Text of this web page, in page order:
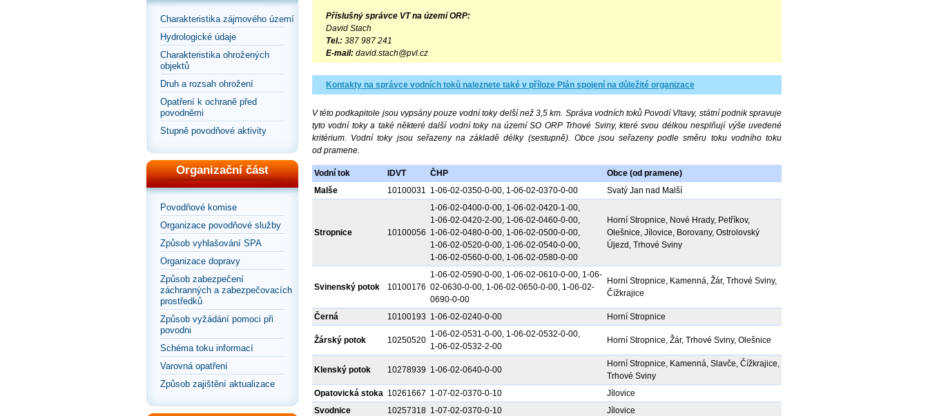
Charakteristika zájmového území
Hydrologické údaje
Charakteristika ohrožených
objektů
Druh a rozsah ohrožení
Opatření k ochraně před
povodněmi
Stupně povodňové aktivity
Organizační část
Povodňové komise
Organizace povodňové služby
Způsob vyhlašování SPA
Organizace dopravy
Způsob zabezpečení
záchranných a zabezpečovacích
prostředků
Způsob vyžádání pomoci při
povodni
Schéma toku informací
Varovná opatření
Způsob zajištění aktualizace
Příslušný správce VT na území ORP:
David Stach
Tel.: 387 987 241
E-mail: david.stach@pvl.cz
Kontakty na správce vodních toků naleznete také v příloze Plán spojení na důležité organizace
V této podkapitole jsou vypsány pouze vodní toky delší než 3,5 km. Správa vodních toků Povodí Vltavy, státní podnik spravuje
tyto vodní toky a také některé další vodní toky na území SO ORP Trhové Sviny, které svou délkou nesplňují výše uvedené
kritérium. Vodní toky jsou seřazeny na základě délky (sestupně). Obce jsou seřazeny podle směru toku vodního toku
od pramene.
Vodní tok IDVT ČHP
Obce (od pramene)
Malše
10100031 1-06-02-0350-0-00, 1-06-02-0370-0-00 Svatý Jan nad Malší
Stropnice 10100056
1-06-02-0400-0-00, 1-06-02-0420-1-00,
1-06-02-0420-2-00, 1-06-02-0460-0-00,
1-06-02-0480-0-00, 1-06-02-0500-0-00,
1-06-02-0520-0-00, 1-06-02-0540-0-00,
1-06-02-0560-0-00, 1-06-02-0580-0-00
Horní Stropnice, Nové Hrady, Petříkov,
Olešnice, Jílovice, Borovany, Ostrolovský
Újezd, Trhové Sviny
Svinenský potok 10100176
1-06-02-0590-0-00, 1-06-02-0610-0-00, 1-06-
02-0630-0-00, 1-06-02-0650-0-00, 1-06-02-
0690-0-00
Horní Stropnice, Kamenná, Žár, Trhové Sviny,
Čížkrajice
Černá 10100193 1-06-02-0240-0-00 Horní Stropnice
Žárský potok 10250520
1-06-02-0531-0-00, 1-06-02-0532-0-00,
1-06-02-0532-2-00
Horní Stropnice, Žár, Trhové Sviny, Olešnice
Klenský potok 10278939 1-06-02-0640-0-00
Horní Stropnice, Kamenná, Slavče, Čížkrajice,
Trhové Sviny
Opatovická stoka 10261667 1-07-02-0370-0-10
Jílovice
Svodnice
10257318 1-07-02-0370-0-10
Jílovice